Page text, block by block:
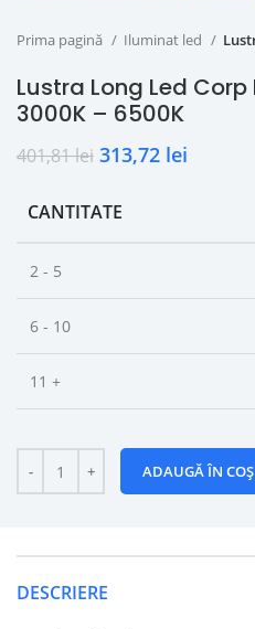
Prima pagină Iluminat led
Lustra Long Led
3000K – 6500K
401,81lei 313,72 lei
CANTITATE
2 - 5
6 - 10
11 +
ADAUGĂ ÎN COȘ
DESCRIERE